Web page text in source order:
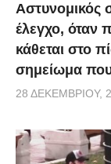
Αστυνομικός
έλεγχο, όταν
κάθεται στο
σημείωμα
28 ΔΕΚΕΜΒΡΊΟΥ,